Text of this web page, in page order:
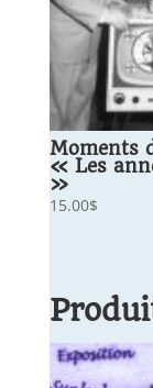
Moments
« Les
»
15.00$